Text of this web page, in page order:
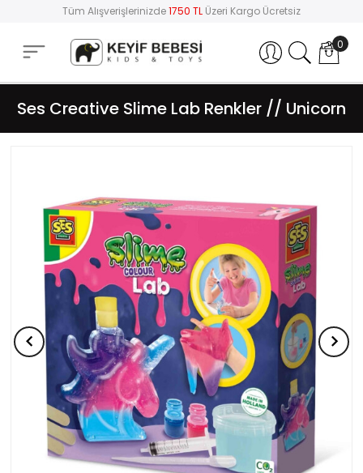
Tüm Alışverişlerinizde1750 TL Üzeri Kargo Ücretsiz
Hesabım 0
Ses Creative Slime Lab Renkler // Unicorn